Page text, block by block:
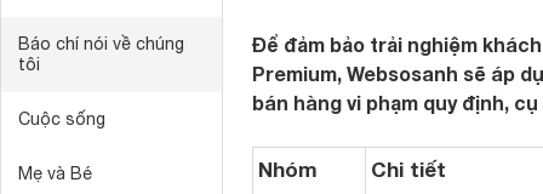
Báo chí nói về chúng
tôi
Cuộc sống
Mẹ và Bé
Để đảm bảo trải nghiệm
Premium, Websosanh sẽ áp
bán hàng vi phạm quy định,
Nhóm
Chi tiết